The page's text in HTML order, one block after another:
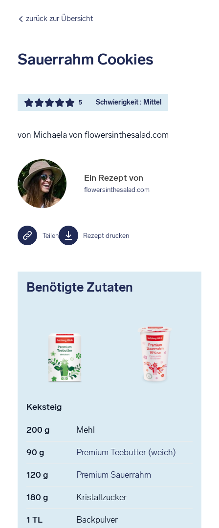
zurück zur Übersicht
Sauerrahm Cookies
5 Schwierigkeit : Mittel
von Michaela von flowersinthesalad.com
Ein Rezept von
flowersinthesalad.com
Teilen Rezept drucken
Benötigte Zutaten
Keksteig
200 g Mehl
90 g Premium Teebutter (weich)
120 g Premium Sauerrahm
180 g Kristallzucker
1 TL Backpulver